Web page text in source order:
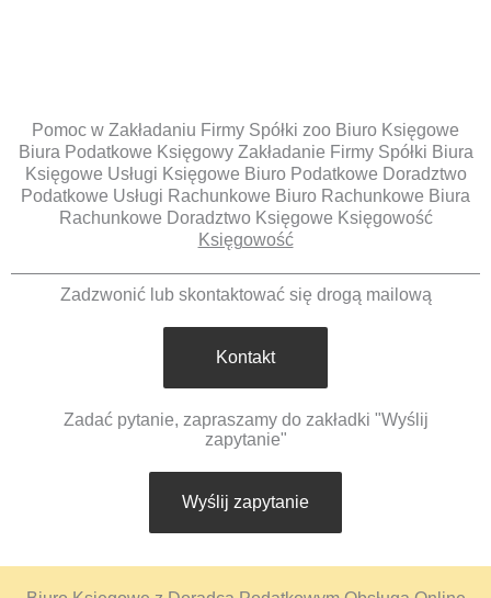
Pomoc w Zakładaniu Firmy Spółki zoo Biuro Księgowe
Biura Podatkowe Księgowy Zakładanie Firmy Spółki Biura
Księgowe Usługi Księgowe Biuro Podatkowe Doradztwo
Podatkowe Usługi Rachunkowe Biuro Rachunkowe Biura
Rachunkowe Doradztwo Księgowe Księgowość
Księgowość
Zadzwonić lub skontaktować się drogą mailową
Kontakt
Zadać pytanie, zapraszamy do zakładki "Wyślij
zapytanie"
Wyślij zapytanie